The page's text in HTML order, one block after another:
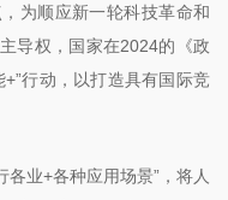
为顺应新一轮科技革命和
导权，国家在2024的《政
行动，以打造具有国际竞
各业+各种应用场景”，将人